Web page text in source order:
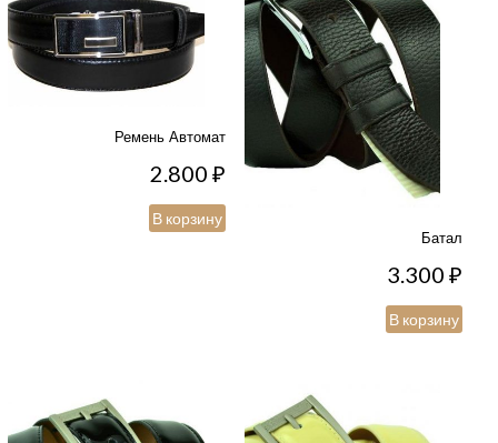
Ремень Автомат
2.800₽
В корзину
Батал
3.300₽
В корзину